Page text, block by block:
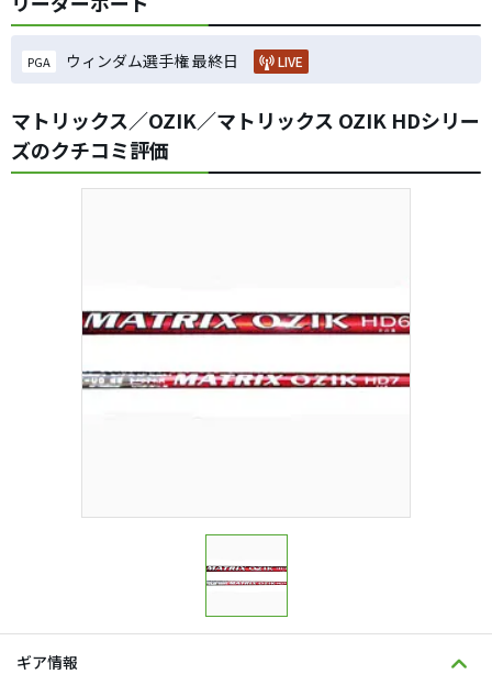
PGA ウィンダム選手権 最終日 LIVE
マトリックス／OZIK／マトリックス OZIK HDシリー
ズのクチコミ評価
ギア情報